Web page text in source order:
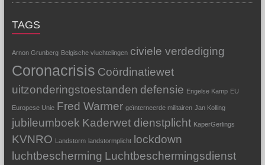
TAGS
Arnon Grunberg Belgische vluchtelingen civiele verdediging
Coronacrisis Coördinatiewet
uitzonderingstoestanden defensie Engelse Kamp EU
Europese Unie Fred Warmer geïnterneerde militairen Jan Kolling
jubileumboek Kaderwet dienstplicht KaperGerlings
KVNRO Landstorm landstormplicht
lockdown
luchtbescherming Luchtbeschermingsdienst